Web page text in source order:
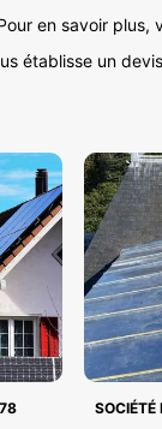
en savoir plus,
établisse un
SOCIÉTÉ